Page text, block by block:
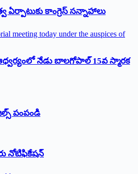
ఏర్పాటుకు కాంగ్రెస్‌ ‌సన్నాహాలు
నేడు బాలగోపాల్‌ 15వ స్మారక
పంపండి
నోటిఫికేషన్‌